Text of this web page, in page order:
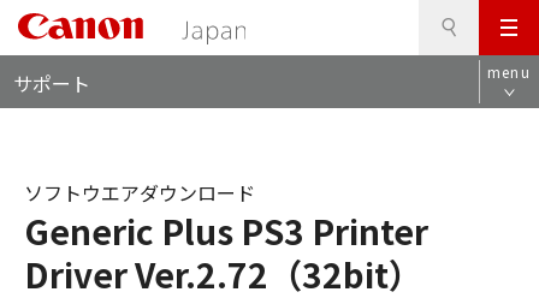
メ
ニ
ュ
サポート menu
Generic Plus PS3 Printer
Driver Ver.2.72（32bit）
ソフトウエアダウンロード